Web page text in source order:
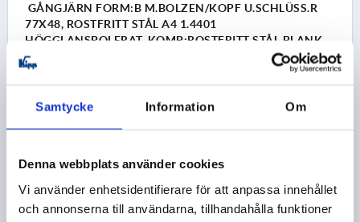
Samtycke Information Om
Denna webbplats använder cookies
Vi använder enhetsidentifierare för att anpassa innehållet
och annonserna till användarna, tillhandahålla funktioner
GÅNGJÄRN FORM:B M.BOLZEN/KOPF U.SCHLÜSS.R
77X48, ROSTFRITT STÅL A4 1.4401
HÖGGLANSPOLERAT, KOMP:ROSTFRITT STÅL BLANK,
A1=22,5, A2=22,5, A3=38,5, A4=38,5
FORM=B
LÄNGD=77
BREDD=48
BLADLÄNGD VÄNSTER=38,5
BLADLÄNGD HÖGER=38,5
HÅLAVSTÅND HÖGER=22,5
B2=28 D1=6,6
D3=14
H=9
Beställningsnummer: K1964.40232302